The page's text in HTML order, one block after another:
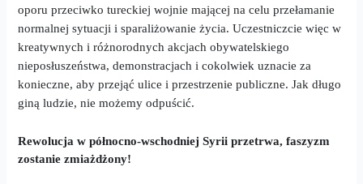
oporu przeciwko tureckiej wojnie mającej na celu przełamanie
normalnej sytuacji i sparaliżowanie życia. Uczestniczcie więc w
kreatywnych i różnorodnych akcjach obywatelskiego
nieposłuszeństwa, demonstracjach i cokolwiek uznacie za
konieczne,aby przejąć ulice i przestrzenie publiczne. Jak długo
giną ludzie, nie możemy odpuścić.
Rewolucja w północno-wschodniej Syrii przetrwa, faszyzm
zostanie zmiażdżony!